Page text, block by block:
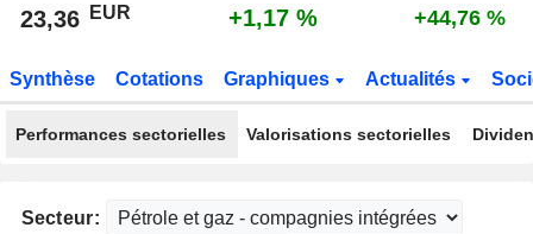
23,36 EUR +1,17 % +44,76 %
Synthèse Cotations Graphiques Actualités
Performances sectorielles Valorisations sectorielles
Secteur: